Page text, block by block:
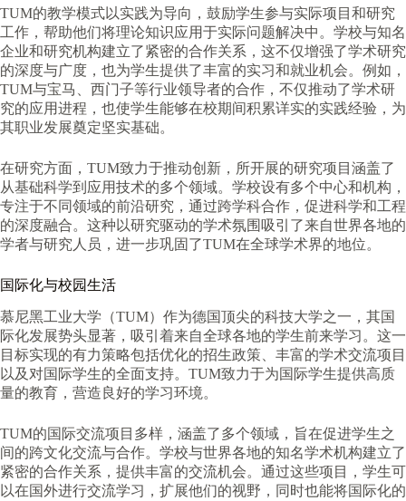
TUM的教学模式以实践为导向，鼓励学生参与实际项目和研究
工作，帮助他们将理论知识应用于实际问题解决中。学校与知名
企业和研究机构建立了紧密的合作关系，这不仅增强了学术研究
的深度与广度，也为学生提供了丰富的实习和就业机会。例如，
TUM与宝马、西门子等行业领导者的合作，不仅推动了学术研
究的应用进程，也使学生能够在校期间积累详实的实践经验，为
其职业发展奠定坚实基础。
在研究方面，TUM致力于推动创新，所开展的研究项目涵盖了
从基础科学到应用技术的多个领域。学校设有多个中心和机构，
专注于不同领域的前沿研究，通过跨学科合作，促进科学和工程
的深度融合。这种以研究驱动的学术氛围吸引了来自世界各地的
学者与研究人员，进一步巩固了TUM在全球学术界的地位。
国际化与校园生活
慕尼黑工业大学（TUM）作为德国顶尖的科技大学之一，其国
际化发展势头显著，吸引着来自全球各地的学生前来学习。这一
目标实现的有力策略包括优化的招生政策、丰富的学术交流项目
以及对国际学生的全面支持。TUM致力于为国际学生提供高质
量的教育，营造良好的学习环境。
TUM的国际交流项目多样，涵盖了多个领域，旨在促进学生之
间的跨文化交流与合作。学校与世界各地的知名学术机构建立了
紧密的合作关系，提供丰富的交流机会。通过这些项目，学生可
以在国外进行交流学习，扩展他们的视野，同时也能将国际化的